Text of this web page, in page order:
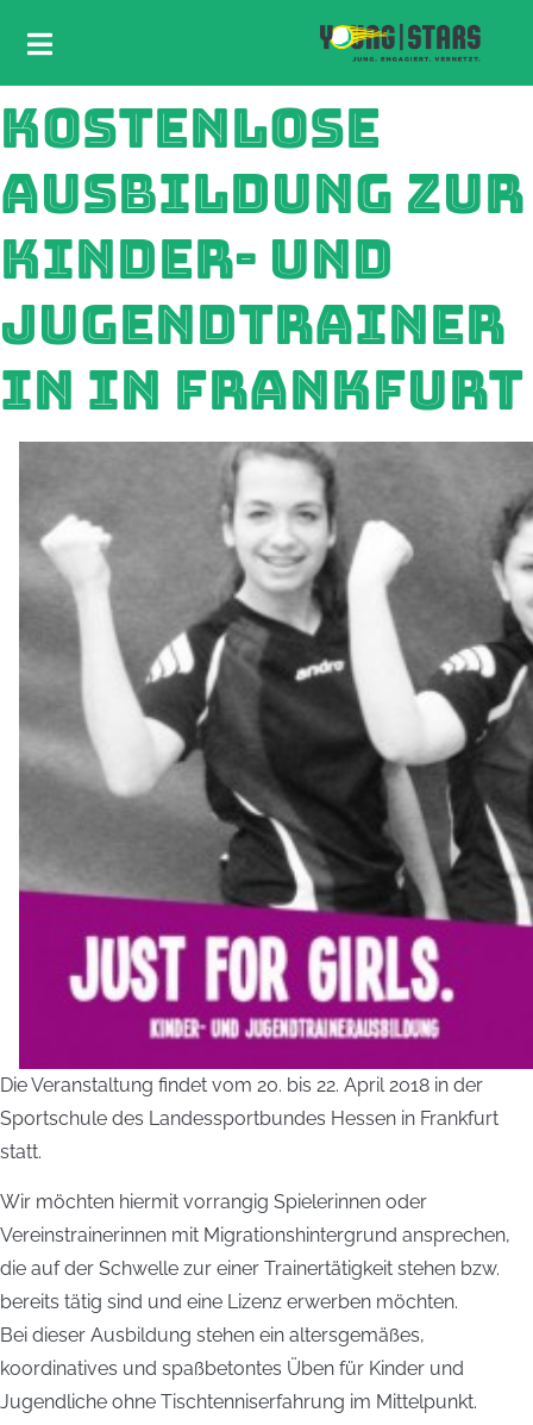
KOSTENLOSE
AUSBILDUNG ZUR
KINDER- UND
JUGENDTRAINER
IN IN FRANKFURT
Die Veranstaltung findet vom 20. bis 22. April 2018 in der
Sportschule des Landessportbundes Hessen in Frankfurt
statt.
Wir möchten hiermit vorrangig Spielerinnen oder
Vereinstrainerinnen mit Migrationshintergrund ansprechen,
die auf der Schwelle zur einer Trainertätigkeit stehen bzw.
bereits tätig sind und eine Lizenz erwerben möchten.
Bei dieser Ausbildung stehen ein altersgemäßes,
koordinatives und spaßbetontes Üben für Kinder und
Jugendliche ohne Tischtenniserfahrung im Mittelpunkt.